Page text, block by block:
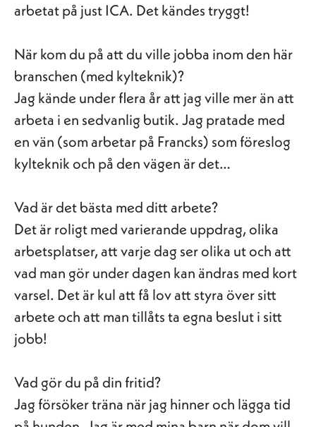
arbetat på just ICA. Det kändes tryggt!
När kom du på att du ville jobba inom den här
branschen (med kylteknik)?
Jag kände under flera år att jag ville mer än att
arbeta i en sedvanlig butik. Jag pratade med
en vän (som arbetar på Francks) som föreslog
kylteknik och på den vägen är det…
Vad är det bästa med ditt arbete?
Det är roligt med varierande uppdrag, olika
arbetsplatser, att varje dag ser olika ut och att
vad man gör under dagen kan ändras med kort
varsel. Det är kul att få lov att styra över sitt
arbete och att man tillåts ta egna beslut i sitt
jobb!
Vad gör du på din fritid?
Jag försöker träna när jag hinner och lägga tid